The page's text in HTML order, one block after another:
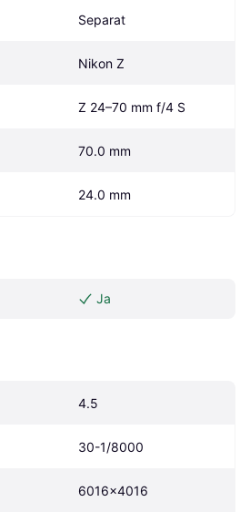
Separat
Nikon Z
Z 24–70 mm f/4 S
70.0 mm
24.0 mm
Ja
4.5
30-1/8000
6016x4016